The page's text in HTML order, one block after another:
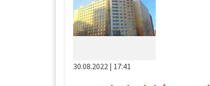
30.08.2022 | 17:41